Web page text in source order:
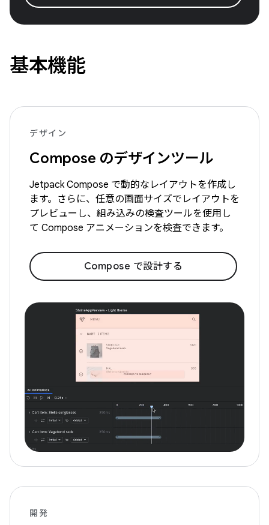
基本機能
デザイン
Compose のデザインツール
Jetpack Compose で動的なレイアウトを作成し
ます。さらに、任意の画面サイズでレイアウトを
プレビューし、組み込みの検査ツールを使用し
て Compose アニメーションを検査できます。
Compose で設計する
開発